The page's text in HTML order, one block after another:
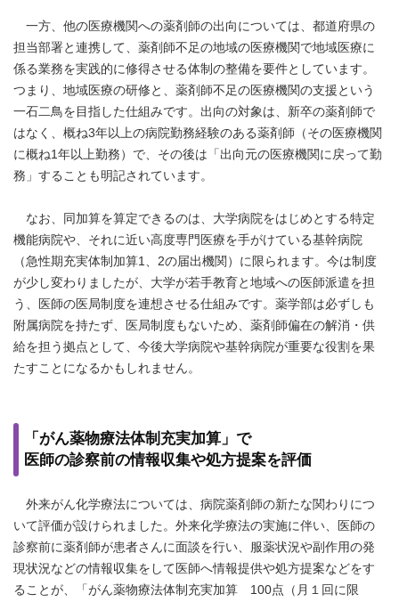
一方、他の医療機関への薬剤師の出向については、都道府県の
担当部署と連携して、薬剤師不足の地域の医療機関で地域医療に
係る業務を実践的に修得させる体制の整備を要件としています。
つまり、地域医療の研修と、薬剤師不足の医療機関の支援という
一石二鳥を目指した仕組みです。出向の対象は、新卒の薬剤師で
はなく、概ね3年以上の病院勤務経験のある薬剤師（その医療機関
に概ね1年以上勤務）で、その後は「出向元の医療機関に戻って勤
務」することも明記されています。
なお、同加算を算定できるのは、大学病院をはじめとする特定
機能病院や、それに近い高度専門医療を手がけている基幹病院
（急性期充実体制加算1、2の届出機関）に限られます。今は制度
が少し変わりましたが、大学が若手教育と地域への医師派遣を担
う、医師の医局制度を連想させる仕組みです。薬学部は必ずしも
附属病院を持たず、医局制度もないため、薬剤師偏在の解消・供
給を担う拠点として、今後大学病院や基幹病院が重要な役割を果
たすことになるかもしれません。
「がん薬物療法体制充実加算」で
医師の診察前の情報収集や処方提案を評価
外来がん化学療法については、病院薬剤師の新たな関わりにつ
いて評価が設けられました。外来化学療法の実施に伴い、医師の
診察前に薬剤師が患者さんに面談を行い、服薬状況や副作用の発
現状況などの情報収集をして医師へ情報提供や処方提案などをす
ることが、「がん薬物療法体制充実加算 100点（月１回に限